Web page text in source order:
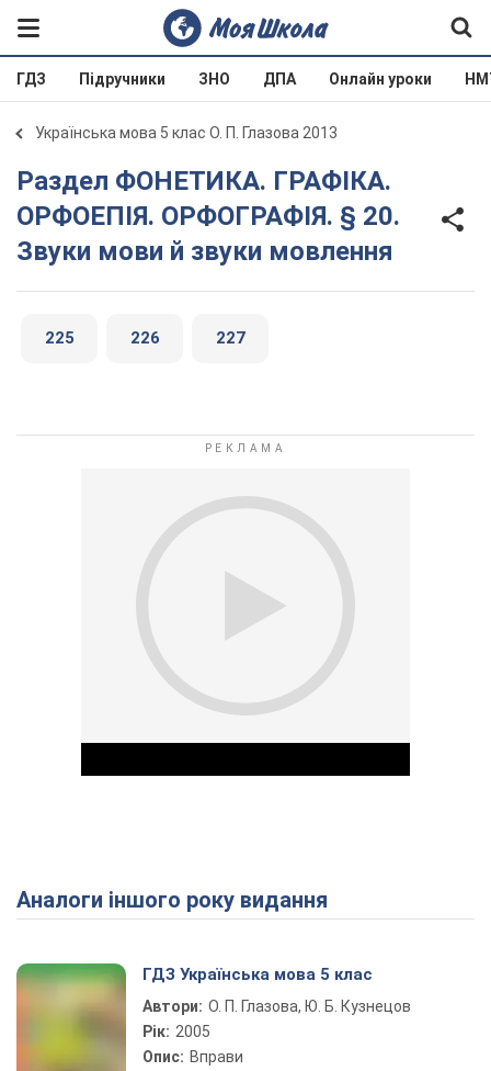
ГДЗ Підручники ЗНО ДПА Онлайн уроки
Українська мова 5 клас О. П. Глазова 2013
Раздел ФОНЕТИКА. ГРАФІКА.
ОРФОЕПІЯ. ОРФОГРАФІЯ. § 20.
Звуки мови й звуки мовлення
225 226 227
Play Video
Аналоги іншого року видання
ГДЗ Українська мова 5 клас
Автори: О. П. Глазова, Ю. Б. Кузнецов
Рік: 2005
Опис: Вправи